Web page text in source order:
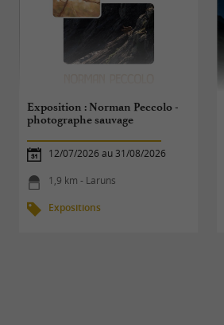
Exposition : Norman Peccolo -
photographe sauvage
12/07/2026 au 31/08/2026
1,9 km - Laruns
Expositions